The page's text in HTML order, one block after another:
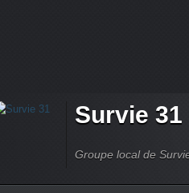
Survie 31
Groupe local de